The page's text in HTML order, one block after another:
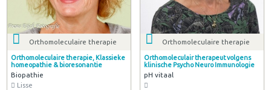
Orthomoleculaire therapie
Orthomoleculaire therapie, Klassieke
homeopathie & bioresonantie
Biopathie
Lisse
Orthomoleculaire therapie
Orthomoleculair therapeut volgens
klinische Psycho Neuro Immunologie
pH vitaal